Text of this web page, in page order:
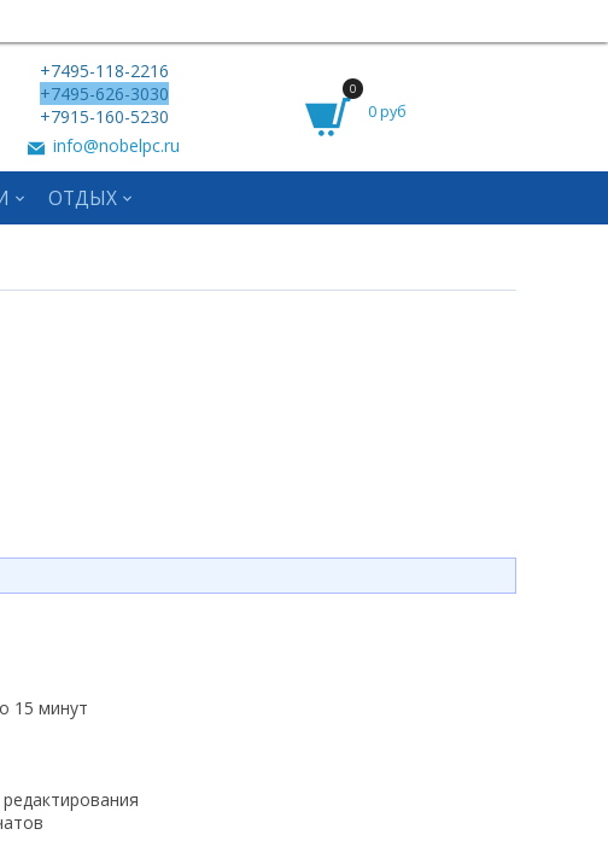
+7495-118-2216
+7495-626-3030
+7915-160-5230
info@nobelpc.ru
0
0 руб
ОТДЫХ
15 минут